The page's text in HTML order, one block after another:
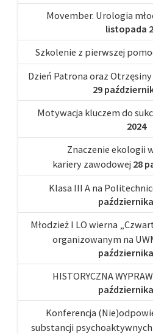
Movember. Urologia
listopada
Szkolenie z pierwszej
Dzień Patrona oraz
29
Motywacja kluczem do
2024
Znaczenie ekologii
kariery zawodowej 28
Klasa III A na
Młodzież I LO wierna
organizowanym na
HISTORYCZNA
Konferencja
substancji psychoaktywnych